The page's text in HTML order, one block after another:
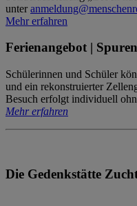
unter
Mehr erfahren
Ferienangebot |
Schülerinnen und Schüler
und ein rekonstruierter
Besuch erfolgt individuell
Mehr erfahren
Die Gedenkstätte